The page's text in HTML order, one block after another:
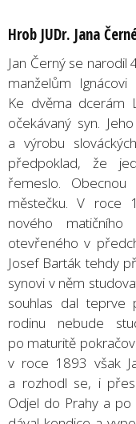
Hrob JUDr. Jana
Jan Černý se
manželům
Ke dvěma dcerám
očekávaný syn.
a výrobu
předpoklad, že
řemeslo.
městečku. V roce
nového
otevřeného v
Josef Barták tehdy
synovi v něm
souhlas dal teprve
rodinu nebude
po maturitě
v roce 1893 však
a rozhodl se, i
Odjel do Prahy a